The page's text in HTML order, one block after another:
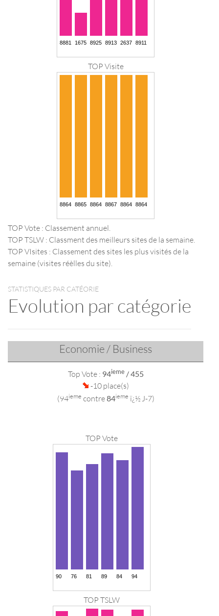
TOP Visite
TOP Vote : Classement annuel.
TOP TSLW : Classment des meilleurs sites de la semaine.
TOP VIsites : Classement des sites les plus visités de la
semaine (visites réèlles du site).
STATISTIQUES PAR CATÉORIE
Evolution par catégorie
Economie / Business
Top Vote : 94ieme/ 455
-10 place(s)
(94ieme contre84ieme ï¿½ J-7)
TOP Vote
TOP TSLW